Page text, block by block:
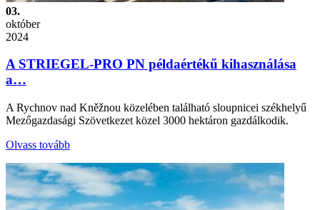
03.
október
2024
A STRIEGEL-PRO PN példaértékű kihasználása
a…
A Rychnov nad Kněžnou közelében található sloupnicei székhelyű
Mezőgazdasági Szövetkezet közel 3000 hektáron gazdálkodik.
Olvass tovább